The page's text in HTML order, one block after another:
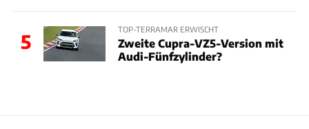
5
TOP-TERRAMAR ERWISCHT
Zweite Cupra-VZ5-Version mit
Audi-Fünfzylinder?